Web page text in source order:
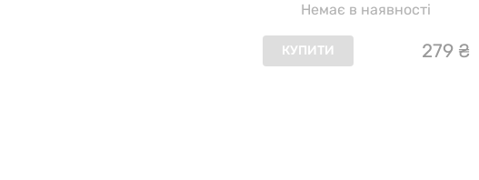
42 г (1,48 унції)
Немає в наявності
КУПИТИ 279 ₴